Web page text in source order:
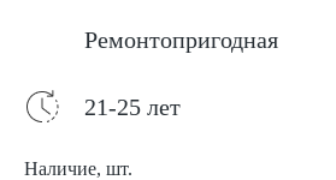
Ремонтопригодная
21-25 лет
Наличие, шт.